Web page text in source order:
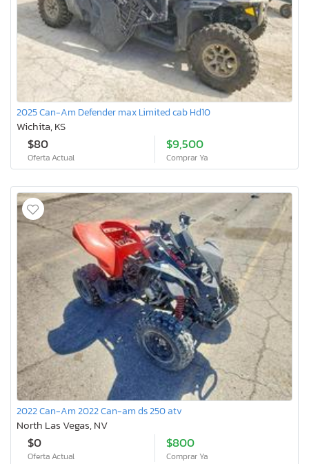
2025 Can-Am Defender max Limited cab Hd10
Wichita, KS
$80
Oferta Actual
$9,500
Comprar Ya
2022 Can-Am 2022 Can-am ds 250 atv
North Las Vegas, NV
$0
Oferta Actual
$800
Comprar Ya